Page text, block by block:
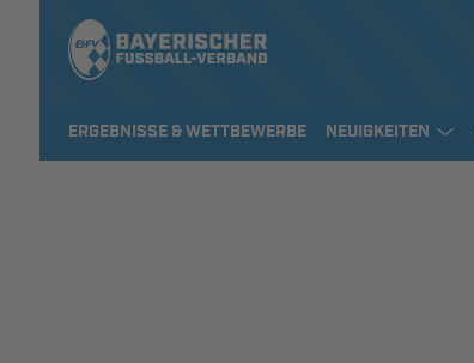
ERGEBNISSE & WETTBEWERBE NEUIGKEITEN